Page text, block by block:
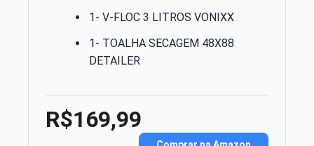
1- V-FLOC 3 LITROS VONIXX
1- TOALHA SECAGEM 48X88
DETAILER
R$169,99